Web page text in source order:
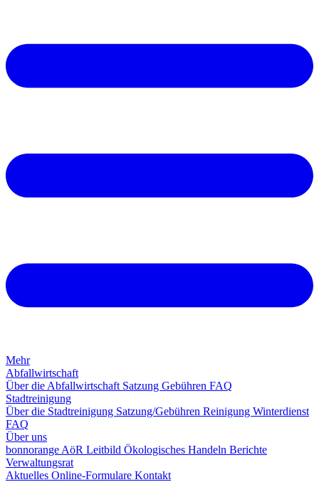
Mehr
Abfallwirtschaft
Über die Abfallwirtschaft Satzung Gebühren FAQ
Stadtreinigung
Über die Stadtreinigung Satzung/Gebühren Reinigung Winterdienst
FAQ
Über uns
bonnorange AöR Leitbild Ökologisches Handeln Berichte
Verwaltungsrat
Aktuelles Online-Formulare Kontakt